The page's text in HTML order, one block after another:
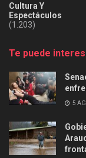
Cultura Y
Espectáculos
(1.203)
Te puede
5